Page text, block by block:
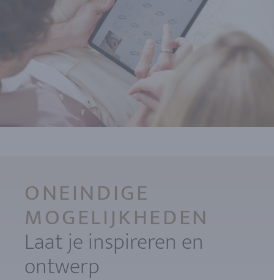
ONEINDIGE
MOGELIJKHEDEN
Laat je inspireren en
ontwerp